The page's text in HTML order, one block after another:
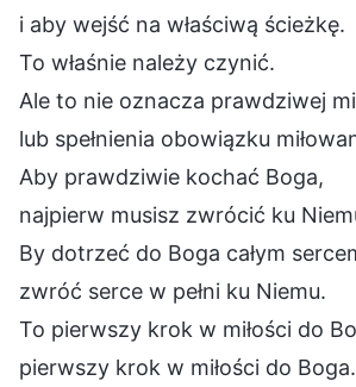
i aby wejść na właściwą ścieżkę.
To właśnie należy czynić.
Ale to nie oznacza prawdziwej
lub spełnienia obowiązku
Aby prawdziwie kochać Boga,
najpierw musisz zwrócić ku
By dotrzeć do Boga całym
zwróć serce w pełni ku Niemu.
To pierwszy krok w miłości do
pierwszy krok w miłości do Boga.